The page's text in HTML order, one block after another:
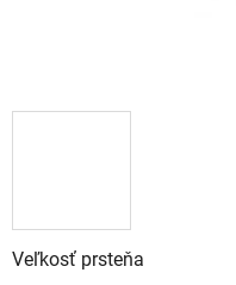
Veľkosť prsteňa